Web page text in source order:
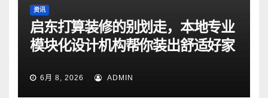
资讯
启东打算装修的别划走，本地专业
模块化设计机构帮你装出舒适好家
6月 8, 2026 ADMIN